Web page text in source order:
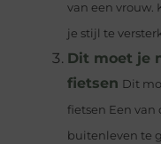
van een vrouw.
je stijl te
Dit moet je
fietsen Dit
fietsen Een van
buitenleven te